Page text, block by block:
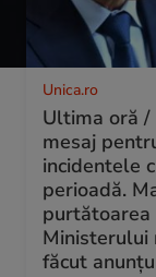
Unica.ro
Ultima oră /
mesaj
incidentele
perioadă.
purtătoarea
Ministerului
făcut